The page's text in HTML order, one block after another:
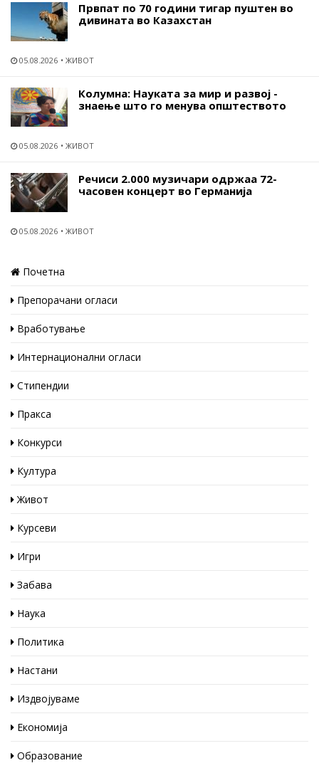
Првпат по 70 години тигар пуштен во
дивината во Казахстан
05.08.2026 ЖИВОТ
Колумна: Науката за мир и развој -
знаење што го менува општеството
05.08.2026 ЖИВОТ
Речиси 2.000 музичари одржаа 72-
часовен концерт во Германија
05.08.2026 ЖИВОТ
Почетна
Препорачани огласи
Вработување
Интернационални огласи
Стипендии
Пракса
Конкурси
Култура
Живот
Курсеви
Игри
Забава
Наука
Политика
Настани
Издвојуваме
Економија
Образование